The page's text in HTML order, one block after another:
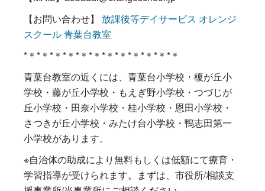
【お問い合わせ】
放課後等デイサービス オレンジ
スクール 青葉台教室
*＊*＊*＊*＊*＊*＊*＊*＊*＊*＊*＊*＊
青葉台教室の近くには、青葉台小学校・榎が丘小
学校・藤が丘小学校・もえぎ野小学校・つづじが
丘小学校・田奈小学校・桂小学校・恩田小学校・
さつきが丘小学校・みたけ台小学校・鴨志田第一
小学校があります。
※自治体の助成により無料もしくは低額にて療育・
学習指導が受けられます。まずは、市役所/相談支